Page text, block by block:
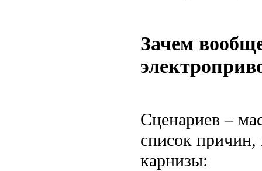
Зачем
Сценариев –
список
карнизы: